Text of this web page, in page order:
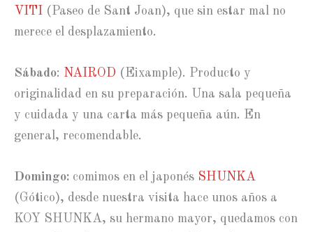
VITI
(Paseo de Sant Joan), que sin estar mal no
merece el desplazamiento.
Sábado: NAIROD (Eixample). Producto y
originalidad en su preparación. Una sala pequeña
y cuidada y una carta más pequeña aún. En
general, recomendable.
Domingo: comimos en el japonés SHUNKA
(Gótico), desde nuestra visita hace unos años a
KOY SHUNKA, su hermano mayor, quedamos con